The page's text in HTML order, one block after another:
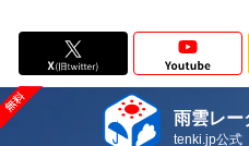
雨雲レー
tenki.jp公式